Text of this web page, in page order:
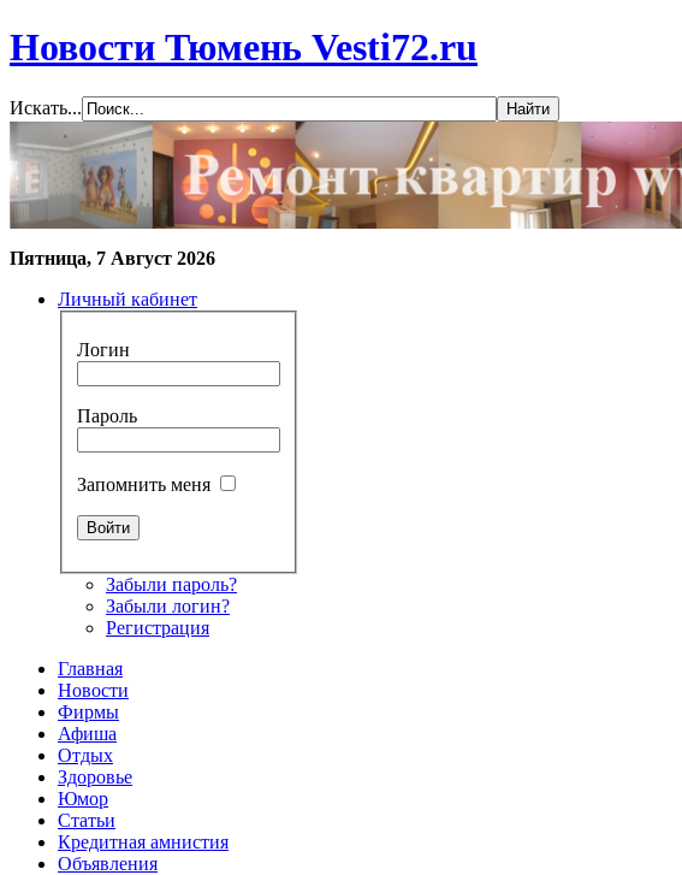
Новости Тюмень Vesti72.ru
Искать...
Пятница, 7 Август 2026
Личный кабинет
Логин
Пароль
Запомнить меня
Забыли пароль?
Забыли логин?
Регистрация
Главная
Новости
Фирмы
Афиша
Отдых
Здоровье
Юмор
Статьи
Кредитная амнистия
Объявления